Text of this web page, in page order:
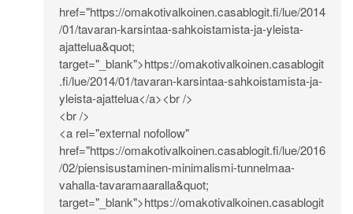
href="https://omakotivalkoinen.casablogit.fi/lue/2014
/01/tavaran-karsintaa-sahkoistamista-ja-yleista-
ajattelua&quot;
target="_blank">https://omakotivalkoinen.casablogit
.fi/lue/2014/01/tavaran-karsintaa-sahkoistamista-ja-
yleista-ajattelua</a><br/>
<br />
<a rel="external nofollow"
href="https://omakotivalkoinen.casablogit.fi/lue/2016
/02/piensisustaminen-minimalismi-tunnelmaa-
vahalla-tavaramaaralla&quot;
target="_blank">https://omakotivalkoinen.casablogit